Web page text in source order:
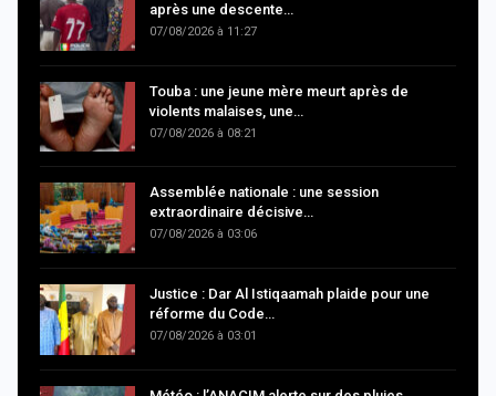
après une descente…
07/08/2026 à 11:27
Touba : une jeune mère meurt après de
violents malaises, une…
07/08/2026 à 08:21
Assemblée nationale : une session
extraordinaire décisive…
07/08/2026 à 03:06
Justice : Dar Al Istiqaamah plaide pour une
réforme du Code…
07/08/2026 à 03:01